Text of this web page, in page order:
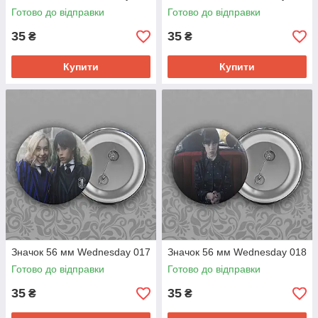
Готово до відправки
35 ₴
Купити
Готово до відправки
35 ₴
Купити
Значок 56 мм Wednesday 017
Готово до відправки
35 ₴
Значок 56 мм Wednesday 018
Готово до відправки
35 ₴